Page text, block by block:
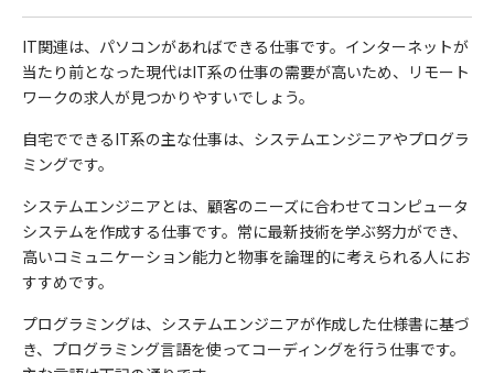
IT関連は、パソコンがあればできる仕事です。インターネットが
当たり前となった現代はIT系の仕事の需要が高いため、リモート
ワークの求人が見つかりやすいでしょう。
自宅でできるIT系の主な仕事は、システムエンジニアやプログラ
ミングです。
システムエンジニアとは、顧客のニーズに合わせてコンピュータ
システムを作成する仕事です。常に最新技術を学ぶ努力ができ、
高いコミュニケーション能力と物事を論理的に考えられる人にお
すすめです。
プログラミングは、システムエンジニアが作成した仕様書に基づ
き、プログラミング言語を使ってコーディングを行う仕事です。